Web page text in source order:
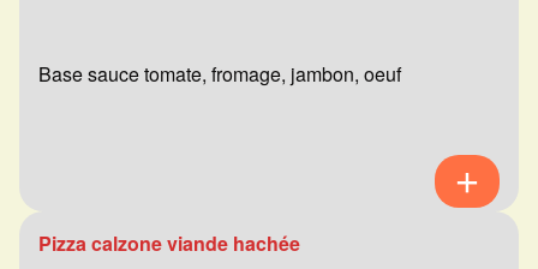
Base sauce tomate, fromage, jambon, oeuf
Pizza calzone viande hachée